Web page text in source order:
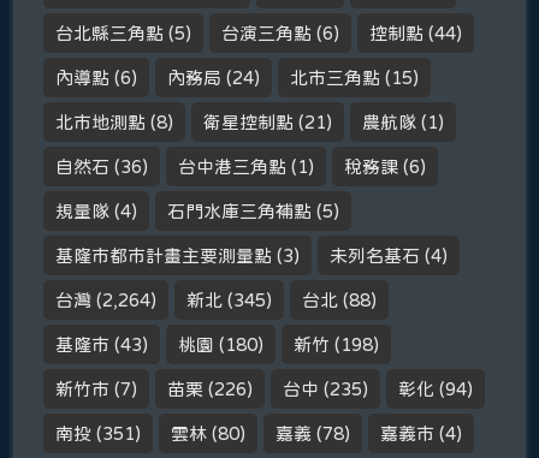
台北縣三角點 (5) 台演三角點 (6) 控制點 (44)
內導點 (6) 內務局 (24) 北市三角點 (15)
北市地測點 (8) 衛星控制點 (21) 農航隊 (1)
自然石 (36) 台中港三角點 (1) 稅務課 (6)
規量隊 (4) 石門水庫三角補點 (5)
基隆市都市計畫主要測量點 (3) 未列名基石 (4)
台灣 (2,264) 新北 (345) 台北 (88)
基隆市 (43) 桃園 (180) 新竹 (198)
新竹市 (7) 苗栗 (226) 台中 (235) 彰化 (94)
南投 (351) 雲林 (80) 嘉義 (78) 嘉義市 (4)